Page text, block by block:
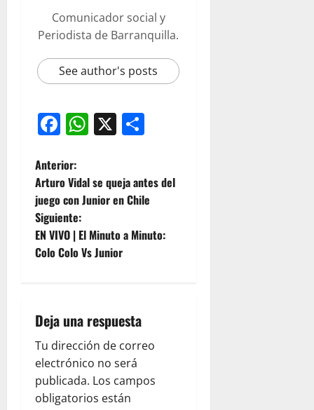
Comunicador social y
Periodista de Barranquilla.
See author's posts
Facebook
WhatsApp
X
Anterior:
Arturo Vidal se queja antes del
juego con Junior en Chile
Siguiente:
EN VIVO | El Minuto a Minuto:
Colo Colo Vs Junior
Deja una respuesta
Tu dirección de correo
electrónico no será
publicada. Los campos
obligatorios están